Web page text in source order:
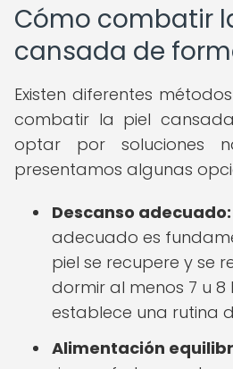
Cómo combatir
cansada de
Existen diferentes
combatir la piel
optar por soluciones
presentamos algunas
Descanso adecuado:
adecuado es
piel se recupere y se
dormir al menos 7 u
establece una rutina
Alimentación